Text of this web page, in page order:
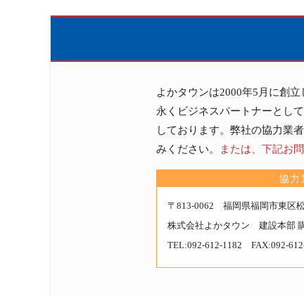
相
は
よかタウンは2000年5月に創
永くビジネスパートナーとし
しております。弊社の協力業
みください。
または、下記お
協力
〒813-0062 福岡県福岡市東区
株式会社よかタウン 建設本部
TEL:092-612-1182 FAX:092-